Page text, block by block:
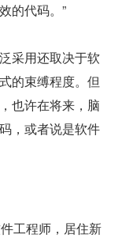
的代码。”
采用还取决于软
的束缚程度。但
也许在将来，脑
，或者说是软件
工程师，居住新